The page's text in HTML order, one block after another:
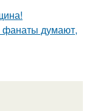
фанаты думают,